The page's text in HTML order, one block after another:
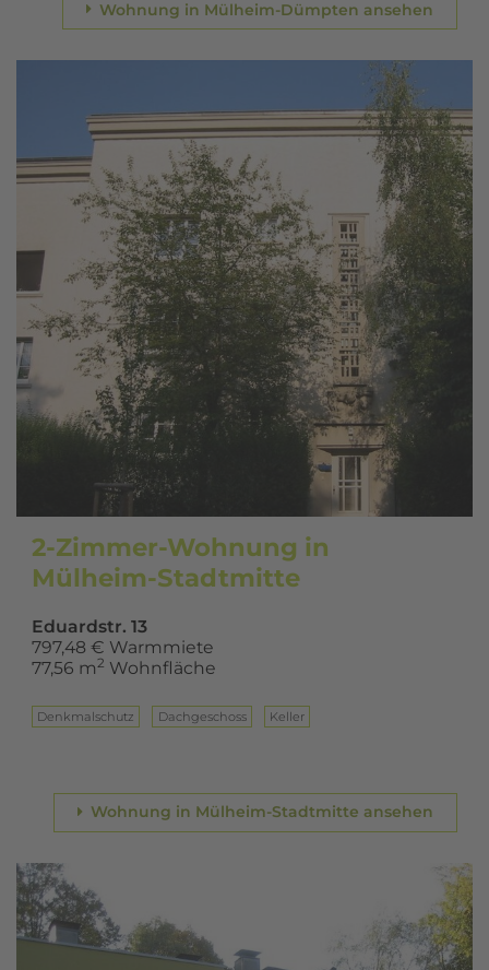
Wohnung in Mülheim-Dümpten ansehen
2-Zimmer-Wohnung in
Mülheim-Stadtmitte
Eduardstr. 13
797,48 € Warmmiete
77,56 m2 Wohnfläche
Denkmalschutz Dach­ge­schoss Keller
Wohnung in Mülheim-Stadtmitte ansehen